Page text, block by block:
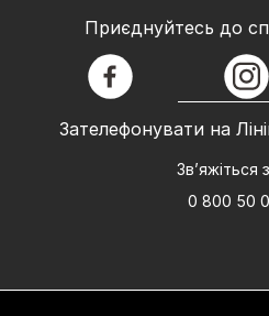
Зателефонувати на
Зв’яжіться
0 800 50
Приєднуйтесь до
facebook